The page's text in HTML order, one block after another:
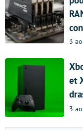
3
et
3